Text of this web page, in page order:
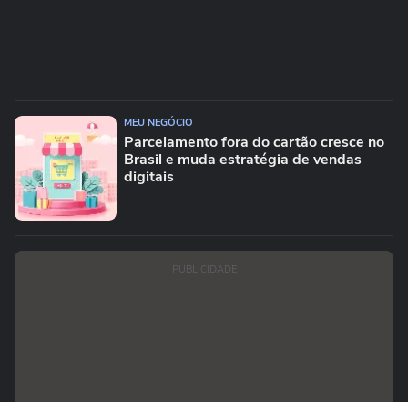
MEU NEGÓCIO
Parcelamento fora do cartão cresce no
Brasil e muda estratégia de vendas
digitais
PUBLICIDADE